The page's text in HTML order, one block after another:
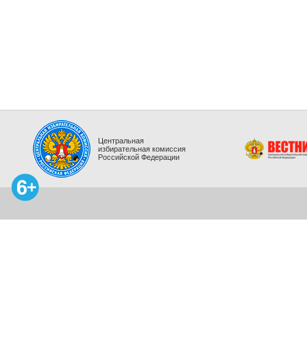
Центральная
избирательная комиссия
Российской Федерации